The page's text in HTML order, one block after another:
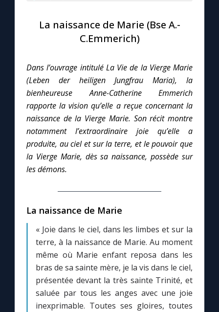
La vidéo de la semaine
Le magazine
Le site internet
Questions-réponses
Prier au quotidien
L'Évangile chaque jour
Les premiers samedis du mois
Marie qui défait les nœuds
Me consacrer à Jésus par Marie
La naissance de Marie (Bse A.-
C.Emmerich)
Dans l’ouvrage intitulé La Vie de la Vierge Marie
(Leben der heiligen Jungfrau Maria), la
bienheureuse Anne-Catherine Emmerich
rapporte la vision qu’elle a reçue concernant la
naissance de la Vierge Marie. Son récit montre
notamment l’extraordinaire joie qu’elle a
produite, au ciel et sur la terre, et le pouvoir que
la Vierge Marie, dès sa naissance, possède sur
les démons.
La naissance de Marie
« Joie dans le ciel, dans les limbes et sur la
terre, à la naissance de Marie. Au moment
même où Marie enfant reposa dans les
bras de sa sainte mère, je la vis dans le ciel,
présentée devant la très sainte Trinité, et
saluée par tous les anges avec une joie
inexprimable. Toutes ses gloires, toutes